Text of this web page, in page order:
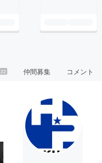
22 仲間募集 コメント